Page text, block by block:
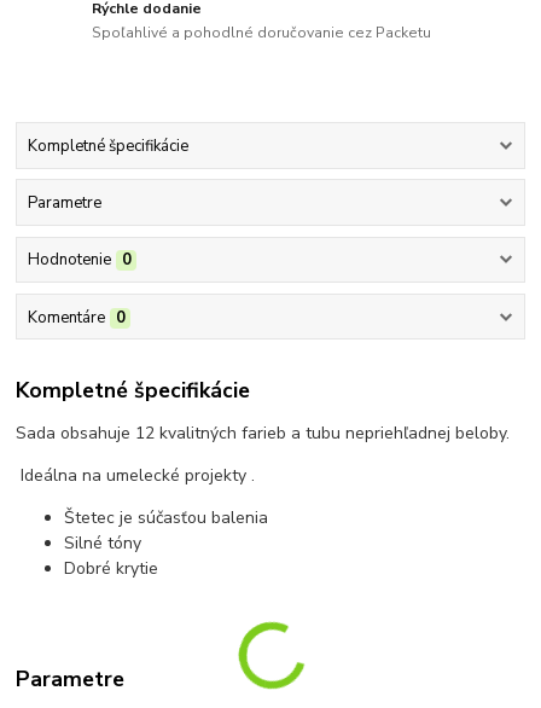
Rýchle dodanie
Spoľahlivé a pohodlné doručovanie cez Packetu
Kompletné špecifikácie
Parametre
Hodnotenie 0
Komentáre 0
Kompletné špecifikácie
Sada obsahuje 12 kvalitných farieb a tubu nepriehľadnej beloby.
Ideálna na umelecké projekty .
Štetec je súčasťou balenia
Silné tóny
Dobré krytie
Parametre